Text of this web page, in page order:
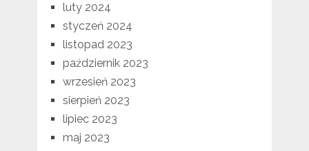
luty 2024
styczeń 2024
listopad 2023
październik 2023
wrzesień 2023
sierpień 2023
lipiec 2023
maj 2023